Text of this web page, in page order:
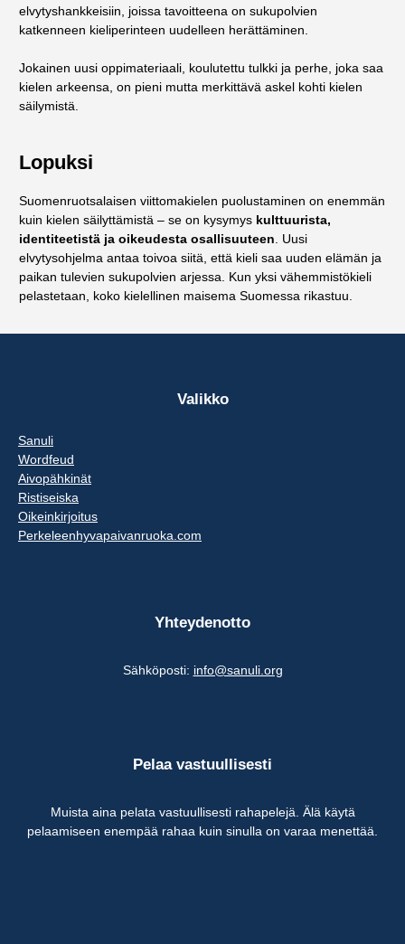
elvytyshankkeisiin, joissa tavoitteena on sukupolvien
katkenneen kieliperinteen uudelleen herättäminen.
Jokainen uusi oppimateriaali, koulutettu tulkki ja perhe, joka saa
kielen arkeensa, on pieni mutta merkittävä askel kohti kielen
säilymistä.
Lopuksi
Suomenruotsalaisen viittomakielen puolustaminen on enemmän
kuin kielen säilyttämistä – se on kysymys kulttuurista,
identiteetistä ja oikeudesta osallisuuteen . Uusi
elvytysohjelma antaa toivoa siitä, että kieli saa uuden elämän ja
paikan tulevien sukupolvien arjessa. Kun yksi vähemmistökieli
pelastetaan, koko kielellinen maisema Suomessa rikastuu.
Valikko
Sanuli
Wordfeud
Aivopähkinät
Ristiseiska
Oikeinkirjoitus
Perkeleenhyvapaivanruoka.com
Yhteydenotto
Sähköposti: info@sanuli.org
Pelaa vastuullisesti
Muista aina pelata vastuullisesti rahapelejä. Älä käytä
pelaamiseen enempää rahaa kuin sinulla on varaa menettää.